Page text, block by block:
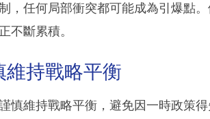
，任何局部衝突都可能成為引爆點
不斷累積。
維持戰略平衡
慎維持戰略平衡，避免因一時政策